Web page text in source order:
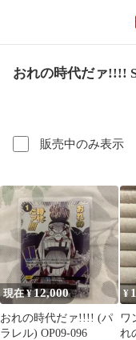
おれの時代だァ!!!!
販売中のみ表示
現在 ¥12,000
おれの時代だァ!!!! (パ
ラレル) OP09-096
¥
ワ
れ